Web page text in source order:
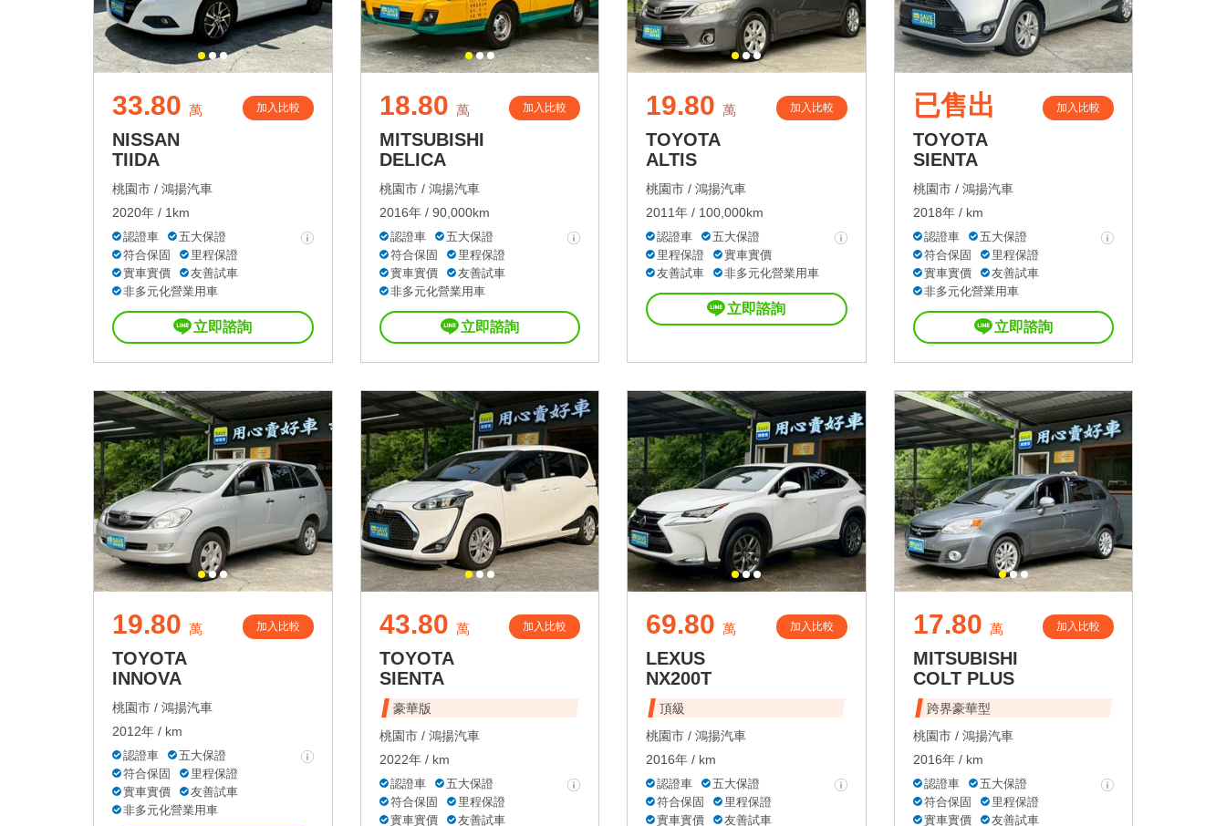
33.80 萬 加入比較
NISSAN
TIIDA
桃園市 / 鴻揚汽車
2020年 / 1km
認證車
五大保證
符合保固
里程保證
實車實價
友善試車
非多元化營業用車
立即諮詢
18.80 萬 加入比較
MITSUBISHI
DELICA
桃園市 / 鴻揚汽車
2016年 / 90,000km
認證車
五大保證
符合保固
里程保證
實車實價
友善試車
非多元化營業用車
立即諮詢
19.80 萬 加入比較
TOYOTA
ALTIS
桃園市 / 鴻揚汽車
2011年 / 100,000km
認證車
五大保證
里程保證
實車實價
友善試車
非多元化營業用車
立即諮詢
已售出 加入比較
TOYOTA
SIENTA
桃園市 / 鴻揚汽車
2018年 / km
認證車
五大保證
符合保固
里程保證
實車實價
友善試車
非多元化營業用車
立即諮詢
19.80 萬 加入比較
TOYOTA
INNOVA
桃園市 / 鴻揚汽車
2012年 / km
認證車
五大保證
符合保固
里程保證
實車實價
友善試車
非多元化營業用車
43.80 萬 加入比較
TOYOTA
SIENTA
豪華版
桃園市 / 鴻揚汽車
2022年 / km
認證車
五大保證
符合保固
里程保證
實車實價
友善試車
69.80 萬 加入比較
LEXUS
NX200T
頂級
桃園市 / 鴻揚汽車
2016年 / km
認證車
五大保證
符合保固
里程保證
實車實價
友善試車
17.80 萬 加入比較
MITSUBISHI
COLT PLUS
跨界豪華型
桃園市 / 鴻揚汽車
2016年 / km
認證車
五大保證
符合保固
里程保證
實車實價
友善試車